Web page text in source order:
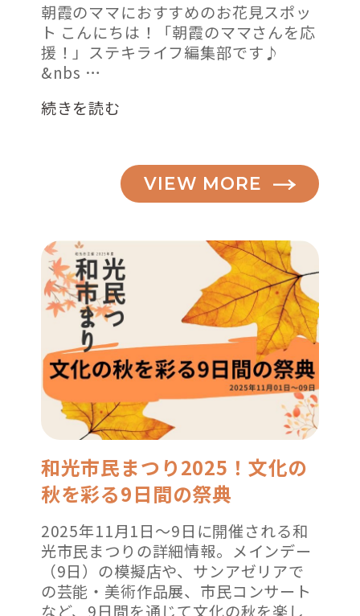
朝霞のママにおすすめのお花見スポッ
ト こんにちは！「朝霞のママさんを応
援！」ステキライフ編集部です♪
&nbs …
“桜
ス
ポ
ッ
ト
2019【朝
霞、
和
光
の
続きを読む
VIEW MORE
和光市民まつり2025！文化の
秋を彩る9日間の祭典
2025年11月1日～9日に開催される和
光市民まつりの詳細情報。メインデー
（9日）の模擬店や、サンアゼリアで
の芸能・美術作品展、市民コンサート
など、9日間を通じて文化の秋を楽し